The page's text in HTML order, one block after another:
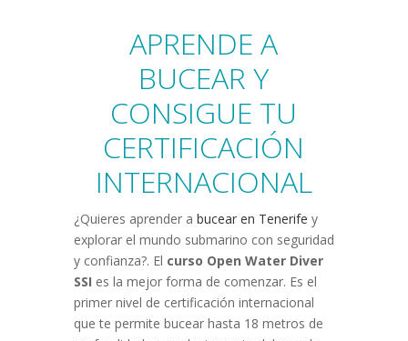
APRENDE A
BUCEAR Y
CONSIGUE TU
CERTIFICACIÓN
INTERNACIONAL
¿Quieres aprender a bucear en Tenerife y
explorar el mundo submarino con seguridad
y confianza?. El curso Open Water Diver
SSI es la mejor forma de comenzar. Es el
primer nivel de certificación internacional
que te permite bucear hasta 18 metros de